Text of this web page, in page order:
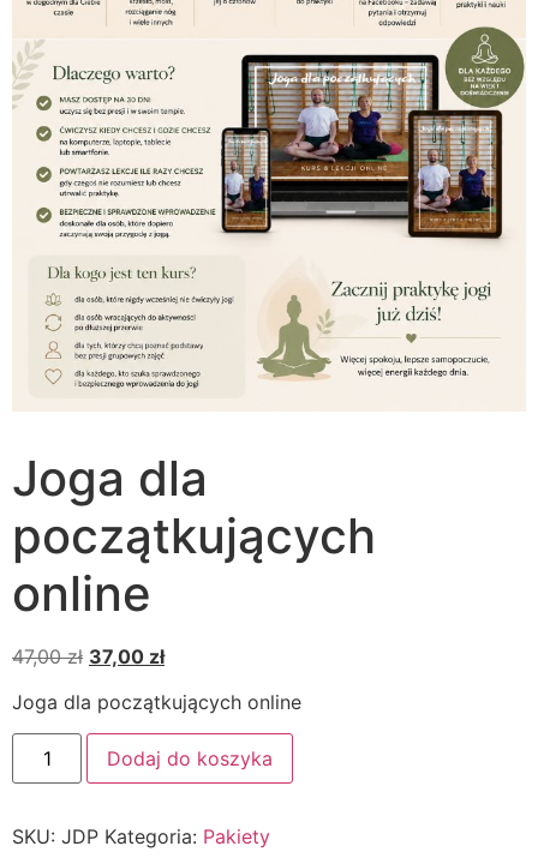
Joga dla
początkujących
online
47,00zł 37,00 zł
Joga dla początkujących online
Dodaj do koszyka
SKU: JDP Kategoria: Pakiety